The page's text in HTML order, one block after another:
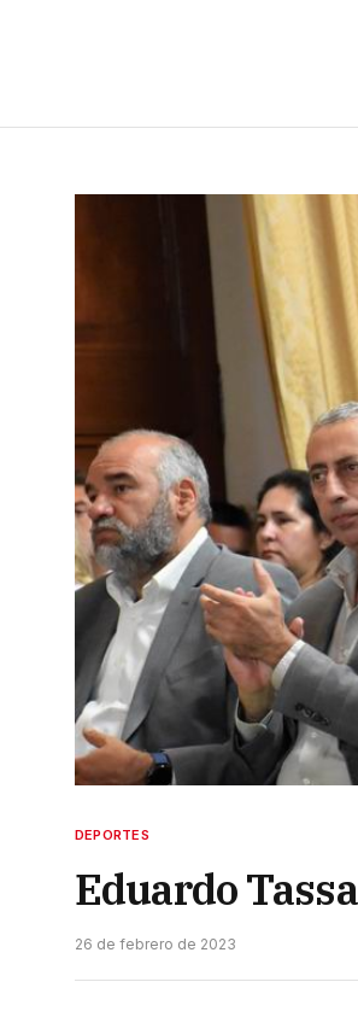
DEPORTES
Eduardo
26 de febrero de 2023